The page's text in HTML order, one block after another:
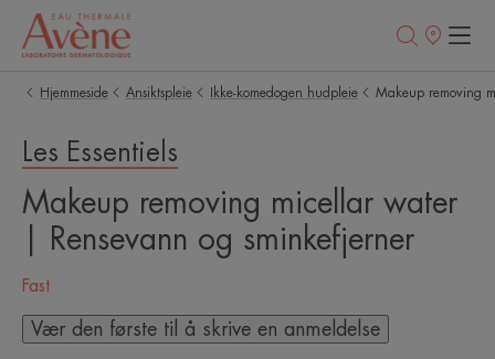
Utsalgssteder
Hjemmeside Ansiktspleie Ikke-komedogen hudpleie Makeup removing
Les Essentiels
Makeup removing micellar water
| Rensevann og sminkefjerner
Fast
Vær den første til å skrive en anmeldelse